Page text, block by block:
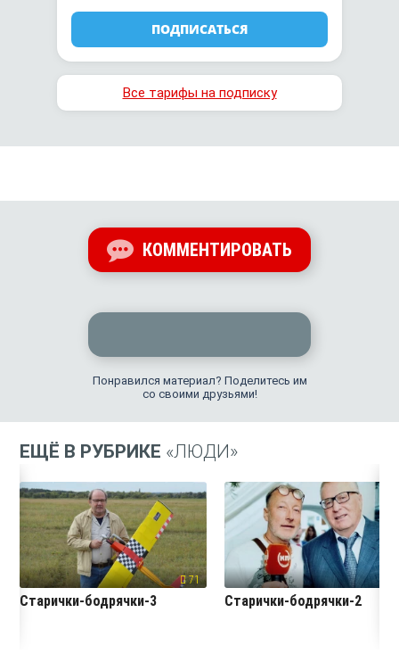
ПОДПИСАТЬСЯ
Все тарифы на подписку
КОММЕНТИРОВАТЬ
Понравился материал? Поделитесь им
со своими друзьями!
ЕЩЁ В РУБРИКЕ «ЛЮДИ»
71
Старички-бодрячки-3 Старички-бодрячки-2